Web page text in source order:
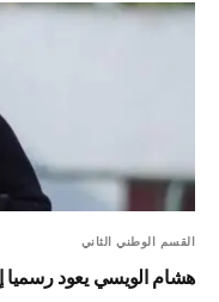
القسم الوطني الثاني
هشام الويسي يعود رسميا